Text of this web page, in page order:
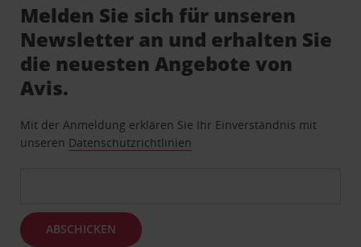
Melden Sie sich für unseren
Newsletter an und erhalten Sie
die neuesten Angebote von
Avis.
Mit der Anmeldung erklären Sie Ihr Einverständnis mit
unseren Datenschutzrichtlinien
ABSCHICKEN